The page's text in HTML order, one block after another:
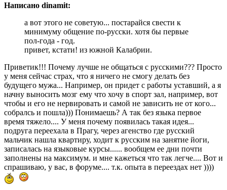
Написано dinamit:
а вот этого не советую... постарайся свести к
минимуму общение по-русски. хотя бы первые
пол-года - год.
привет, кстати! из южной Калабрии.
Приветик!!! Почему лучше не общаться с русскими??? Просто
у меня сейчас страх, что я ничего не смогу делать без
будущего мужа... Например, он придет с работы уставший, а я
начну выносить мозг ему что хочу в спорт зал, например, вот
чтобы и его не нервировать и самой не зависить не от кого...
собралсь и пошла))) Понимаешь? А так без языка первое
время тяжело.... У меня почему появилась такая идея...
подруга переехала в Прагу, через агенство где русский
мальчик нашла квартиру, ходит к русским на занятие йоги,
записалась на языковые курсы...... вообщем ее дни почти
заполнены на максимум. и мне кажеться что так легче.... Вот и
спрашиваю, у вас, в форуме.... т.к. опыта в переездах нет ))))